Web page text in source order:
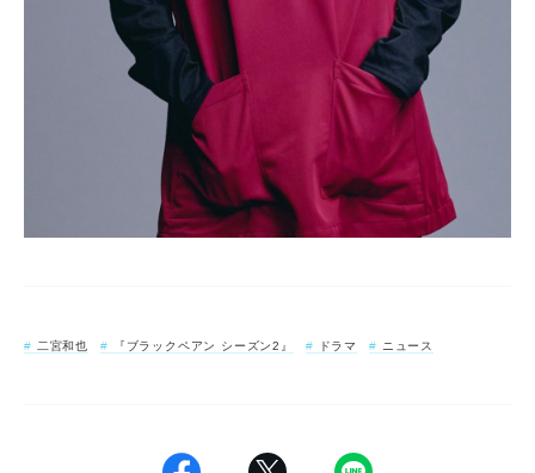
二宮和也 『ブラックペアン シーズン2』 ドラマ ニュース